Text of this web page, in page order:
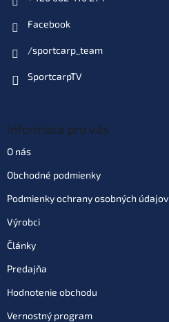
Facebook
/sportcarp_team
SportcarpTV
Informace pro vás
O nás
Obchodné podmienky
Podmienky ochrany osobných údajov
Výrobci
Články
Predajňa
Hodnotenie obchodu
Vernostný program